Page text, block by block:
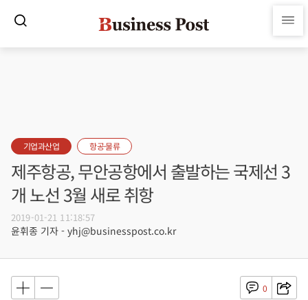
기업과산업 항공·물류
제주항공, 무안공항에서 출발하는 국제선 3
개 노선 3월 새로 취항
2019-01-21 11:18:57
윤휘종 기자 - yhj@businesspost.co.kr
0